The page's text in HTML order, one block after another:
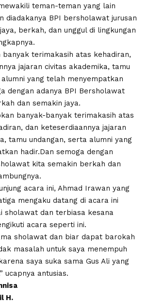
teman-teman yang lain
diadakanya BPI bersholawat jurusan
berkah, dan unggul di lingkungan
banyak terimakasih atas kehadiran,
jajaran civitas akademika, tamu
yang telah menyempatkan
dengan adanya BPI Bersholawat
dan semakin jaya.
banyak-banyak terimakasih atas
dan keteserdiaannya jajaran
tamu undangan, serta alumni yang
hadir.Dan semoga dengan
kita semakin berkah dan
acara ini, Ahmad Irawan yang
mengaku datang di acara ini
sholawat dan terbiasa kesana
acara seperti ini.
sholawat dan biar dapat barokah
masalah untuk saya menempuh
saya suka sama Gus Ali yang
ucapnya antusias.
H.